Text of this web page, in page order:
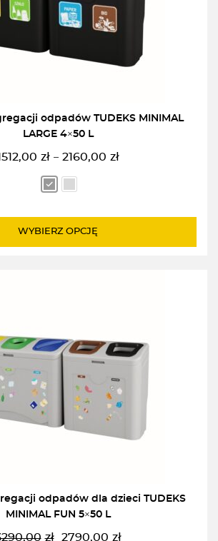
odpadów TUDEKS MINIMAL
LARGE 4×50 L
zł – 2160,00 zł
Zakres
cen:
od
do
WYBIERZ OPCJĘ
odpadów dla dzieci TUDEKS
MINIMAL FUN 5×50 L
zł 2790,00 zł